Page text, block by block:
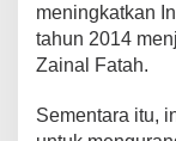
meningkatkan
tahun 2014
Zainal Fatah.
Sementara itu,